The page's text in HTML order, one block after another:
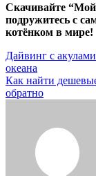
Скачивайте
подружитесь с
котёнком в мире!
Навигация
по
записям
Дайвинг с
океана
Как найти
обратно